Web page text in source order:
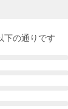
下の通りです